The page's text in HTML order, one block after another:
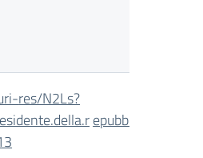
res/N2Ls?
epubblica:1999-03-